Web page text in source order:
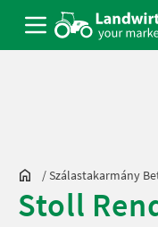
/Szálastakarmány
Stoll